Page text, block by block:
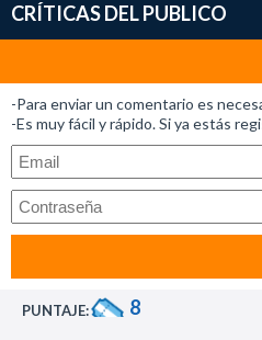
es escalofriante.
Luthor de Gene Hackman
pantalla en el caso de ella no
referencias a los dos
bien, como mencioné tuve la
por el elenco ni por algún
fana del super que entiendo
hecho, en lo personal me
ocurrido con otros
CRÍTICAS DEL PUBLICO
-Para enviar un comentario es
-Es muy fácil y rápido. Si ya estás
PUNTAJE: 8